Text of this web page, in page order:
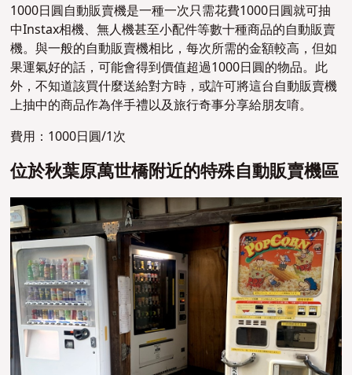
1000日圓自動販賣機是一種一次只需花費1000日圓就可抽
中Instax相機、無人機甚至小配件等數十種商品的自動販賣
機。與一般的自動販賣機相比，每次所需的金額較高，但如
果運氣好的話，可能會得到價值超過1000日圓的物品。此
外，不知道該買什麼送給對方時，或許可將這台自動販賣機
上抽中的商品作為伴手禮以及旅行奇事分享給朋友唷。
費用：1000日圓/1次
位於秋葉原萬世橋附近的特殊自動販賣機區